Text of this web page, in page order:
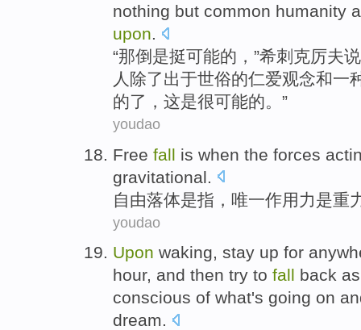
nothing but common humanity
upon.
“那倒是挺可能的，”希刺克厉夫
人 除了出于世俗的仁爱观念和一
的了， 这是很可能的。”
youdao
Free fall is when the forces
gravitational
自由落体是指， 唯一作用力是重
youdao
Upon waking, stay up for
hour, and then try to fall back
conscious of what's going on
dream.